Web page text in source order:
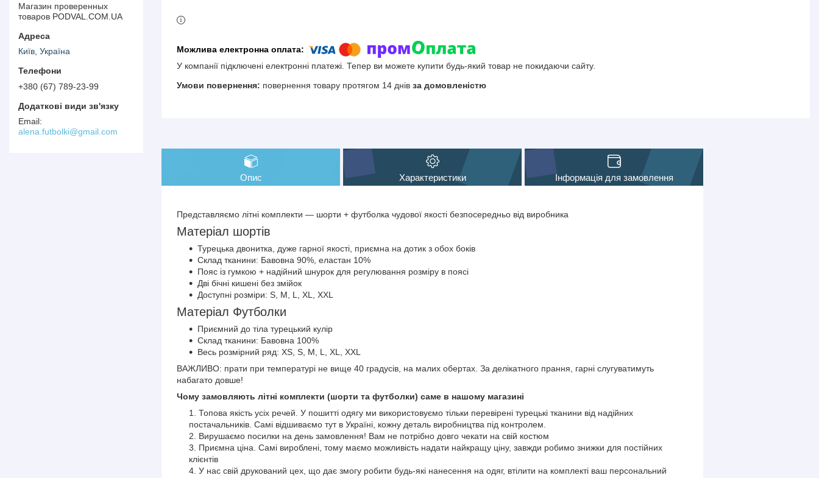
У компанії підключені електронні платежі. Тепер ви можете купити будь-який товар не покидаючи сайту.
повернення товару протягом 14 днів за домовленістю
Опис Характеристики Інформація для замовлення
Представляємо літні комплекти — шорти + футболка чудової якості безпосередньо від виробника
Матеріал шортів
Турецька двонитка, дуже гарної якості, приємна на дотик з обох боків
Склад тканини: Бавовна 90%, еластан 10%
Пояс із гумкою + надійний шнурок для регулювання розміру в поясі
Дві бічні кишені без змійок
Доступні розміри: S, M, L, XL, XXL
Матеріал Футболки
Приємний до тіла турецький кулір
Склад тканини: Бавовна 100%
Весь розмірний ряд: XS, S, M, L, XL, XXL
ВАЖЛИВО: прати при температурі не вище 40 градусів, на малих обертах. За делікатного прання, гарні слугуватимуть
набагато довше!
Чому замовляють літні комплекти (шорти та футболки) саме в нашому магазині
Топова якість усіх речей. У пошитті одягу ми використовуємо тільки перевірені турецькі тканини від надійних
постачальників. Самі відшиваємо тут в Україні, кожну деталь виробництва під контролем.
Вирушаємо посилки на день замовлення! Вам не потрібно довго чекати на свій костюм
Приємна ціна. Самі вироблені, тому маємо можливість надати найкращу ціну, завжди робимо знижки для постійних
клієнтів
У нас свій друкований цех, що дає змогу робити будь-які нанесення на одяг, втілити на комплекті ваш персональний
Магазин проверенных
товаров PODVAL.СOM.UA
Київ, Україна
+380 (67) 789-23-99
alena.futbolki@gmail.com